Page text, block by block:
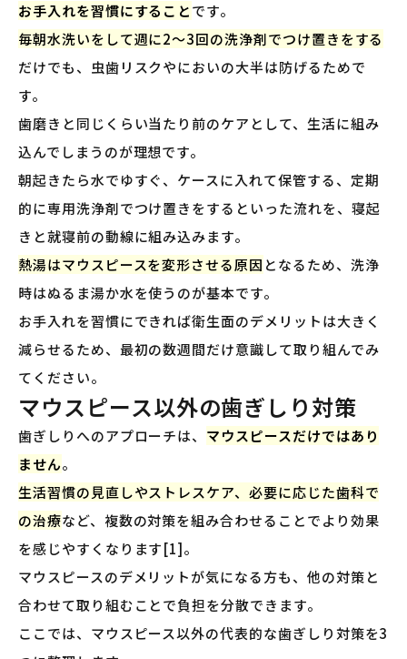
お手入れを習慣にすることです。
毎朝水洗いをして週に2〜3回の洗浄剤でつけ置きをする
だけでも、虫歯リスクやにおいの大半は防げるためで
す。
歯磨きと同じくらい当たり前のケアとして、生活に組み
込んでしまうのが理想です。
朝起きたら水でゆすぐ、ケースに入れて保管する、定期
的に専用洗浄剤でつけ置きをするといった流れを、寝起
きと就寝前の動線に組み込みます。
熱湯はマウスピースを変形させる原因 となるため、洗浄
時はぬるま湯か水を使うのが基本です。
お手入れを習慣にできれば衛生面のデメリットは大きく
減らせるため、最初の数週間だけ意識して取り組んでみ
てください。
マウスピース以外の歯ぎしり対策
歯ぎしりへのアプローチは、 マウスピースだけではあり
ません。
生活習慣の見直しやストレスケア、必要に応じた歯科で
の治療など、複数の対策を組み合わせることでより効果
を感じやすくなります[1]。
マウスピースのデメリットが気になる方も、他の対策と
合わせて取り組むことで負担を分散できます。
ここでは、マウスピース以外の代表的な歯ぎしり対策を3